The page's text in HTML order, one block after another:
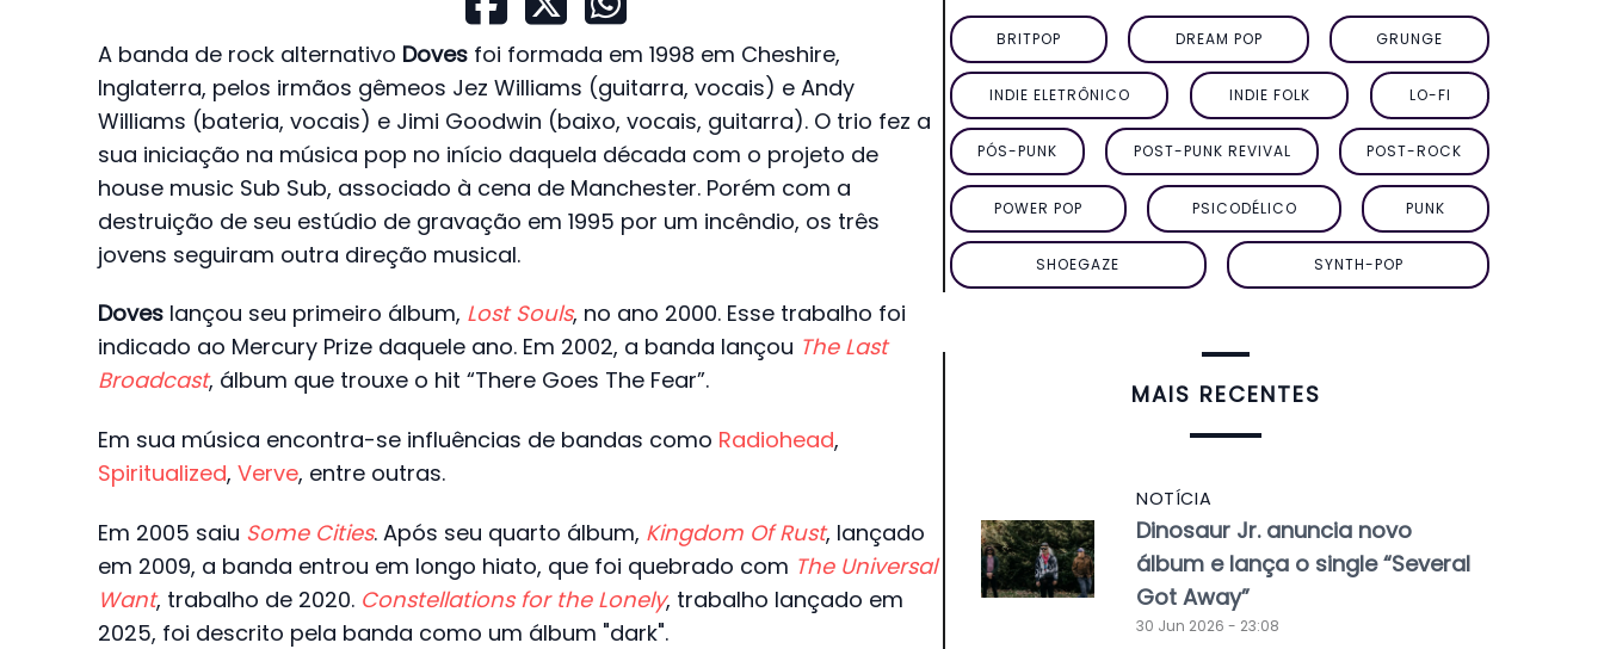
A banda de rock alternativo Doves foi formada em 1998 em Cheshire,
Inglaterra, pelos irmãos gêmeos Jez Williams (guitarra, vocais) e Andy
Williams (bateria, vocais) e Jimi Goodwin (baixo, vocais, guitarra). O trio fez a
sua iniciação na música pop no início daquela década com o projeto de
house music Sub Sub, associado à cena de Manchester. Porém com a
destruição de seu estúdio de gravação em 1995 por um incêndio, os três
jovens seguiram outra direção musical.
Doves lançou seu primeiro álbum, Lost Souls, no ano 2000. Esse trabalho foi
indicado ao Mercury Prize daquele ano. Em 2002, a banda lançou The Last
Broadcast, álbum que trouxe o hit “There Goes The Fear”.
Em sua música encontra-se influências de bandas como Radiohead,
Spiritualized, Verve, entre outras.
Em 2005 saiu Some Cities. Após seu quarto álbum, Kingdom Of Rust, lançado
em 2009, a banda entrou em longo hiato, que foi quebrado com The Universal
Want, trabalho de 2020. Constellations for the Lonely, trabalho lançado em
2025, foi descrito pela banda como um álbum "dark".
BRITPOP DREAM POP GRUNGE
INDIE ELETRÔNICO INDIE FOLK LO-FI
PÓS-PUNK POST-PUNK REVIVAL POST-ROCK
POWER POP PSICODÉLICO PUNK
SHOEGAZE SYNTH-POP
MAIS RECENTES
NOTÍCIA
Dinosaur Jr. anuncia novo
álbum e lança o single “Several
Got Away”
30 Jun 2026 - 23:08